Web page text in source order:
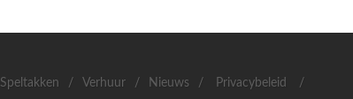
Speltakken / Verhuur / Nieuws / Privacybeleid /